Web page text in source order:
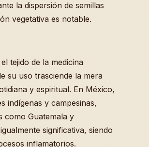
la dispersión de semillas
vegetativa es notable.
tejido de la medicina
su uso trasciende la mera
y espiritual. En México,
indígenas y campesinas,
como Guatemala y
significativa, siendo
inflamatorios.